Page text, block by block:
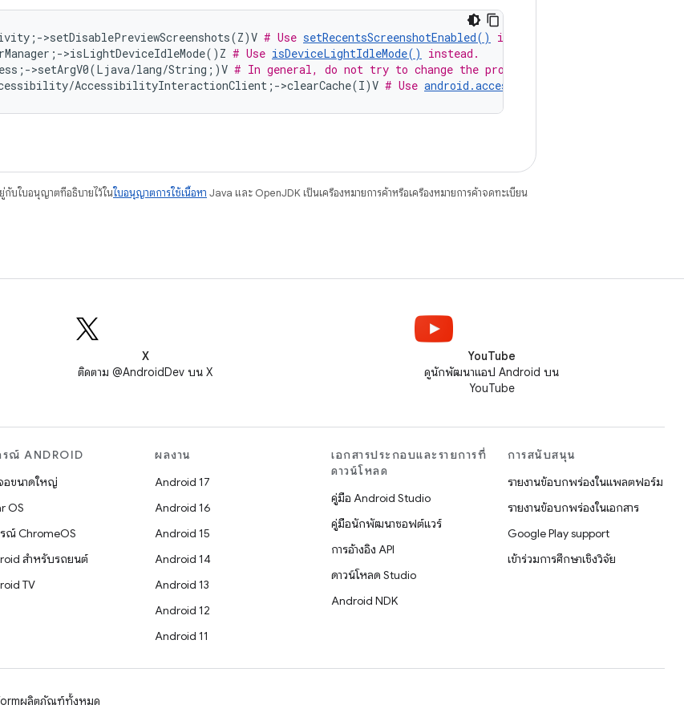
>setDisablePreviewScreenshots(Z)V # Use setRecentsScreenshotEnabled()
instead.
>isLightDeviceIdleMode()Z # Use isDeviceLightIdleMode()
instead.
>setArgV0(Ljava/lang/String;)V # In general, do not try to change the process name. If you must
AccessibilityInteractionClient;->clearCache(I)V # Use
กับใบอนุญาตที่อธิบายไว้ในใบอนุญาตการใช้เนื้อหา Java และ OpenJDK เป็นเครื่องหมายการค้าหรือเครื่องหมายการค้าจดทะเบียน
X
ติดตาม @AndroidDev บน X
YouTube
ดูนักพัฒนาแอป Android บน
YouTube
ณ์ ANDROID
อขนาดใหญ่
OS
ณ์ ChromeOS
สำหรับรถยนต์
TV
ผลงาน
Android 17
Android 16
Android 15
Android 14
Android 13
Android 12
Android 11
เอกสารประกอบและรายการที่
ดาวน์โหลด
คู่มือ Android Studio
คู่มือนักพัฒนาซอฟต์แวร์
การอ้างอิง API
ดาวน์โหลด Studio
Android NDK
การสนับสนุน
รายงานข้อบกพร่องในแพลตฟอร์ม
รายงานข้อบกพร่องในเอกสาร
Google Play support
เข้าร่วมการศึกษาเชิงวิจัย
ผลิตภัณฑ์ทั้งหมด